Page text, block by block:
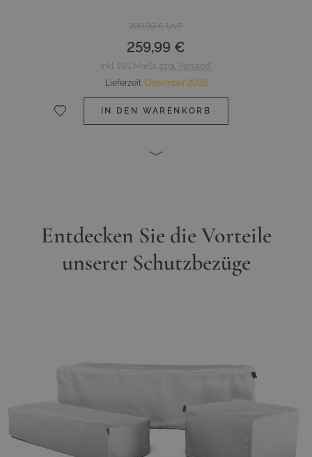
299,99 €UVP
259,99 €
inkl. 19% MwSt. zzgl. Versand*
Lieferzeit: Dezember 2026
IN DEN WARENKORB
Entdecken Sie die Vorteile
unserer Schutzbezüge